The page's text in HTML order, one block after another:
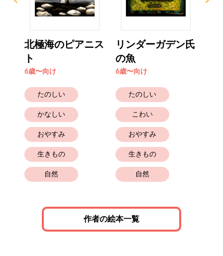
北極海のピアニス
ト
6歳〜向け
たのしい
かなしい
おやすみ
生きもの
自然
リンダーガデン氏
の魚
6歳〜向け
たのしい
こわい
おやすみ
生きもの
自然
作者の絵本一覧